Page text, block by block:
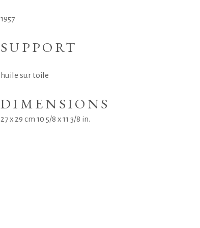
1957
SUPPORT
huile sur toile
DIMENSIONS
27 x 29 cm 10 5/8 x 11 3/8 in.